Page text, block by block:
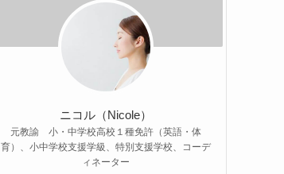
ニコル（Nicole）
元教諭 小・中学校高校１種免許（英語・体
育）、小中学校支援学級、特別支援学校、コーデ
ィネーター